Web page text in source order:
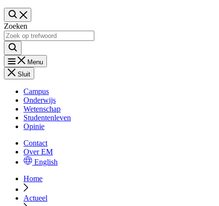
Zoeken
Menu
Sluit
Campus
Onderwijs
Wetenschap
Studentenleven
Opinie
Contact
Over EM
English
Home
Actueel